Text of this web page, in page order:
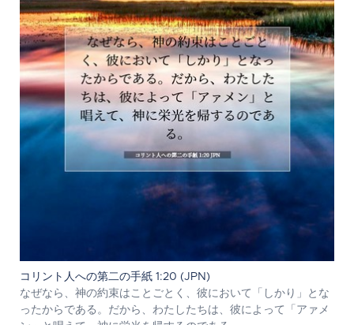
コリント人への第二の手紙 1:20 (JPN)
なぜなら、神の約束はことごとく、彼において「しかり」とな
ったからである。だから、わたしたちは、彼によって「アァメ